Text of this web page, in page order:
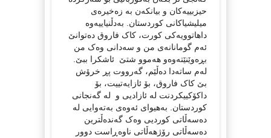
حیزبییه‌کان و بیانکه‌ن به‌ زه‌خیره‌ی
میلیشیاکانی کوردستان. به‌دڵنیاییه‌وه‌
داهاتوویه‌کی کورت، کاک فاروق ده‌توانێ
ئه‌م گومانانه‌ی من و سه‌دانی وه‌ک من
بڕه‌وێنێته‌وه‌و هه‌موو شتێ ئاشکرا ببێ.
له‌م ساته‌دا ده‌ڵێم، گه‌رووت پڕ خرۆش
بێ کاک فاروق، بۆ ئازایه‌تییت، بۆ
داکۆکییکردنت له‌ ئازادیی و له‌ گه‌نجانی
کوردستان. به‌هیوای ئه‌وه‌ی به‌ته‌وایی له‌
ده‌سه‌ڵاتی کوردیی وه‌ک گه‌نده‌ڵترین
ده‌سه‌ڵاتی رۆژهه‌ڵاتی ناوه‌ڕاست دوور